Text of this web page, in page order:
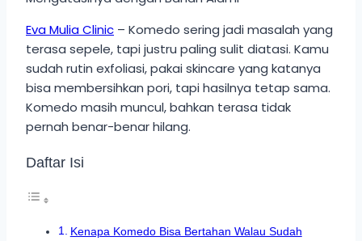
Eva Mulia Clinic – Komedo sering jadi masalah yang
terasa sepele, tapi justru paling sulit diatasi. Kamu
sudah rutin exfoliasi, pakai skincare yang katanya
bisa membersihkan pori, tapi hasilnya tetap sama.
Komedo masih muncul, bahkan terasa tidak
pernah benar-benar hilang.
Daftar Isi
Kenapa Komedo Bisa Bertahan Walau Sudah